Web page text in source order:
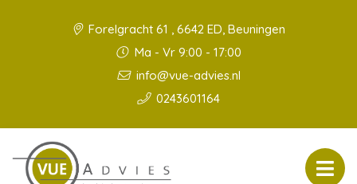
Forelgracht 61 , 6642 ED, Beuningen
Ma - Vr 9:00 - 17:00
info@vue-advies.nl
0243601164